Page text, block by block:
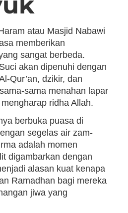
atau Masjid Nabawi
memberikan
sangat berbeda.
akan dipenuhi dengan
Qur’an, dzikir, dan
sama menahan lapar
ridha Allah.
berbuka puasa di
segelas air zam-
adalah momen
digambarkan dengan
alasan kuat kenapa
Ramadhan bagi mereka
jiwa yang